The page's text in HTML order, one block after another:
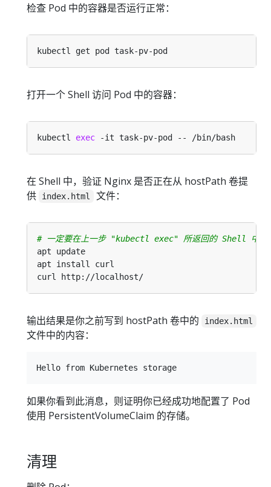
检查 Pod 中的容器是否运行正常：
打开一个 Shell 访问 Pod 中的容器：
kubectl exec
在 Shell 中，验证 Nginx 是否正在从 hostPath 卷提
供
index.html 文件：
# 一定要在上一步 "kubectl exec" 所返回的 Shell 中执
输出结果是你之前写到 hostPath 卷中的 index.html
文件中的内容：
如果你看到此消息，则证明你已经成功地配置了 Pod
使用 PersistentVolumeClaim 的存储。
清理